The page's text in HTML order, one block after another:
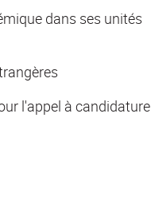
dans ses unités
l'appel à candidature